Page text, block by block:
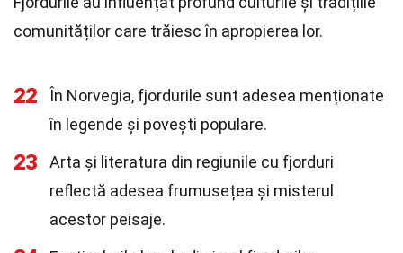
comunităților care trăiesc în apropierea lor.
22
În Norvegia, fjordurile sunt adesea menționate
în legende și povești populare.
23
Arta și literatura din regiunile cu fjorduri
reflectă adesea frumusețea și misterul
acestor peisaje.